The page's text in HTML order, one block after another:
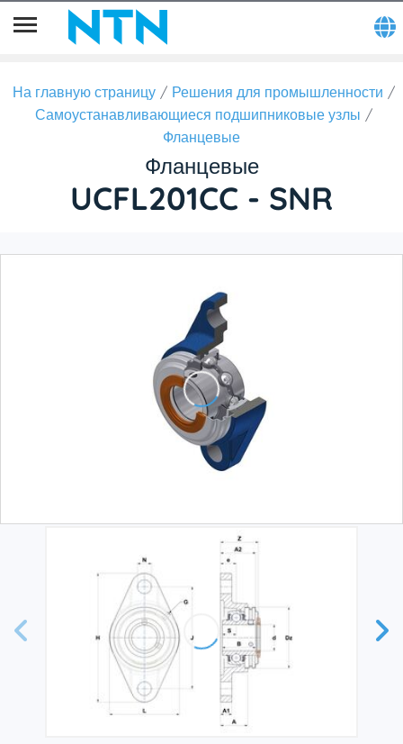
На главную страницу
Решения для промышленности
Самоустанавливающиеся подшипниковые узлы
Фланцевые
Фланцевые
UCFL201CC - SNR